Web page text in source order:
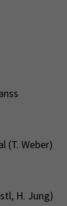
(T. Weber)
H. Jung)